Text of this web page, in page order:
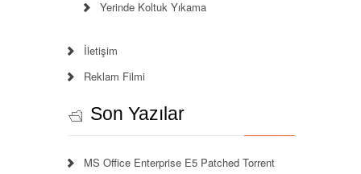
Yerinde Koltuk Yıkama
İletişim
Reklam Filmi
Son Yazılar
MS Office Enterprise E5 Patched Torrent